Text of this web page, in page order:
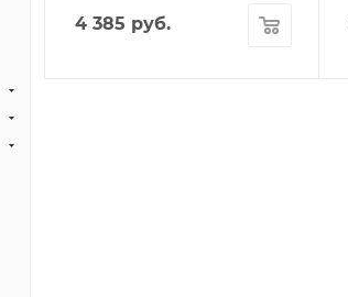
4 385 руб.